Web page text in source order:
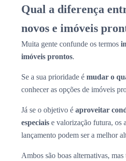
Qual a diferença
novos e imóveis
Muita gente confunde os termos
imóveis prontos.
Se a sua prioridade é mudar o
conhecer as opções de imóveis
Já se o objetivo é aproveitar
especiais e valorização futura, os
lançamento podem ser a melhor
Ambos são boas alternativas, mas